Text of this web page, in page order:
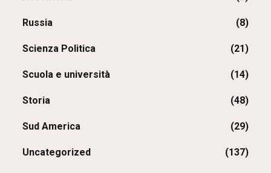
Russia (8)
Scienza Politica (21)
Scuola e università (14)
Storia (48)
Sud America (29)
Uncategorized (137)